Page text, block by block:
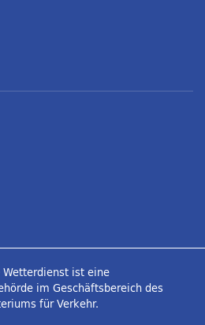
Wetterdienst ist eine
im Geschäftsbereich des
für Verkehr.